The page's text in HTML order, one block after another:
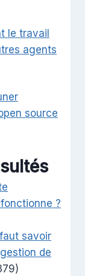
le travail
agents
source
?
savoir
de